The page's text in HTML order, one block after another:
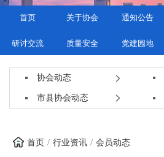
首页 关于协会 通知公告
研讨交流 质量安全 党建园地
协会动态
市县协会动态
首页 行业资讯 会员动态